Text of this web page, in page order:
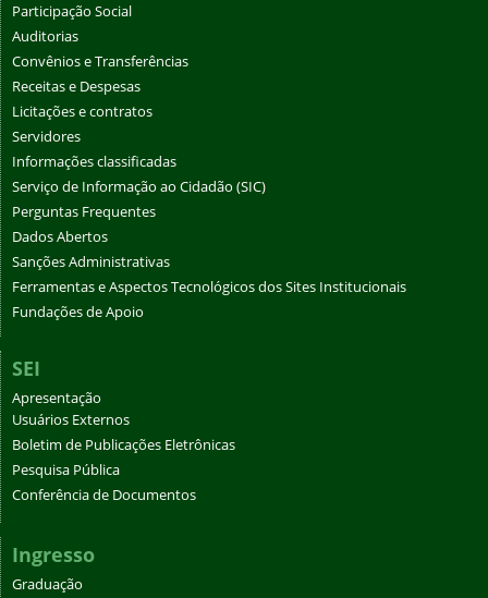
Participação Social
Auditorias
Convênios e Transferências
Receitas e Despesas
Licitações e contratos
Servidores
Informações classificadas
Serviço de Informação ao Cidadão (SIC)
Perguntas Frequentes
Dados Abertos
Sanções Administrativas
Ferramentas e Aspectos Tecnológicos dos Sites Institucionais
Fundações de Apoio
SEI
Apresentação
Usuários Externos
Boletim de Publicações Eletrônicas
Pesquisa Pública
Conferência de Documentos
Ingresso
Graduação